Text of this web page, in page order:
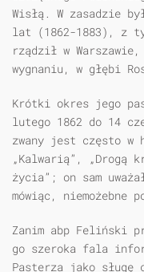
Wisłą. W zasadzie
lat (1862-1883), z
rządził w
wygnaniu, w głębi
Krótki okres jego
lutego 1862 do 14
zwany jest często w
„Kalwarią”, „Drogą
życia”; on sam
mówiąc, niemożebne
Zanim abp Feliński
go szeroka fala
Pasterza jako sługę